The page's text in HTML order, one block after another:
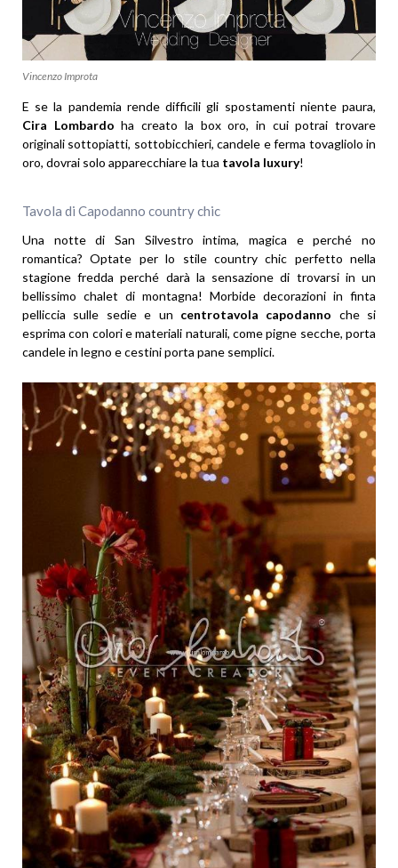
Vincenzo Improta
E se la pandemia rende difficili gli spostamenti niente paura,
Cira Lombardo ha creato la box oro, in cui potrai trovare
originali sottopiatti, sottobicchieri, candele e ferma tovagliolo in
oro, dovrai solo apparecchiare la tua tavola luxury!
Tavola di Capodanno country chic
Una notte di San Silvestro intima, magica e perché no
romantica? Optate per lo stile country chic perfetto nella
stagione fredda perché darà la sensazione di trovarsi in un
bellissimo chalet di montagna! Morbide decorazioni in finta
pelliccia sulle sedie e un centrotavola capodanno che si
esprima con colori e materiali naturali, come pigne secche, porta
candele in legno e cestini porta pane semplici.